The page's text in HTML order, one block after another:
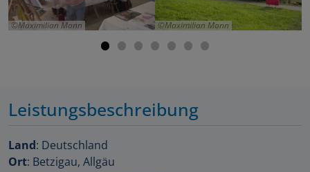
Maximilian Mann Maximilian Mann
Leistungsbeschreibung
Land: Deutschland
Ort: Betzigau, Allgäu